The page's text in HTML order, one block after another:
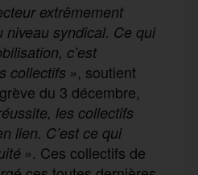
extrêmement
niveau syndical. Ce qui
c’est
collectifs », soutient
du 3 décembre,
les collectifs
lien. C’est ce qui
». Ces collectifs de